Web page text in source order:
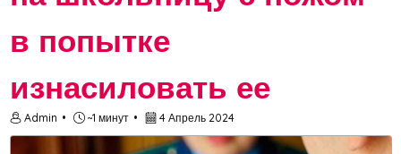
в попытке
изнасиловать ее
Admin ~1 минут 4 Апрель 2024